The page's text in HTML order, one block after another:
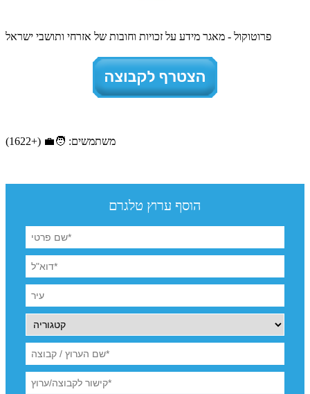
פרוטוקול - מאגר מידע על זכויות וחובות של אזרחי ותושבי ישראל
משתמשים: 🧑‍💼 (+1622)
הוסף ערוץ טלגרם